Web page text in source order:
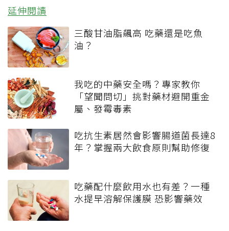
延伸閱讀
三酸甘油脂飆高 吃藥還是吃魚
油？
我吃的中藥安全嗎？專家教你
「望聞問切」挑對藥材避開重金
屬、發霉毒素
吃抗生素居然會影響腸道菌長達8
年？掌握兩大飲食原則幫助修復
吃藥配什麼飲用水也有差？一種
水提早溶解保護膜 恐影響藥效